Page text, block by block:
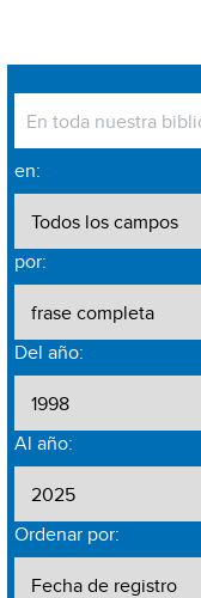
en:
por:
Del año:
Al año:
Ordenar por: